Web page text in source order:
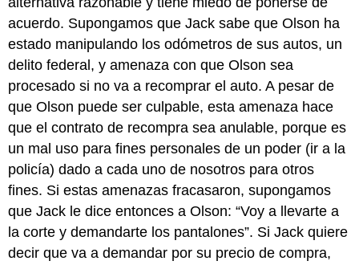
acuerdo. Supongamos que Jack sabe que Olson ha
estado manipulando los odómetros de sus autos, un
delito federal, y amenaza con que Olson sea
procesado si no va a recomprar el auto. A pesar de
que Olson puede ser culpable, esta amenaza hace
que el contrato de recompra sea anulable, porque es
un mal uso para fines personales de un poder (ir a la
policía) dado a cada uno de nosotros para otros
fines. Si estas amenazas fracasaron, supongamos
que Jack le dice entonces a Olson: “Voy a llevarte a
la corte y demandarte los pantalones”. Si Jack quiere
decir que va a demandar por su precio de compra,